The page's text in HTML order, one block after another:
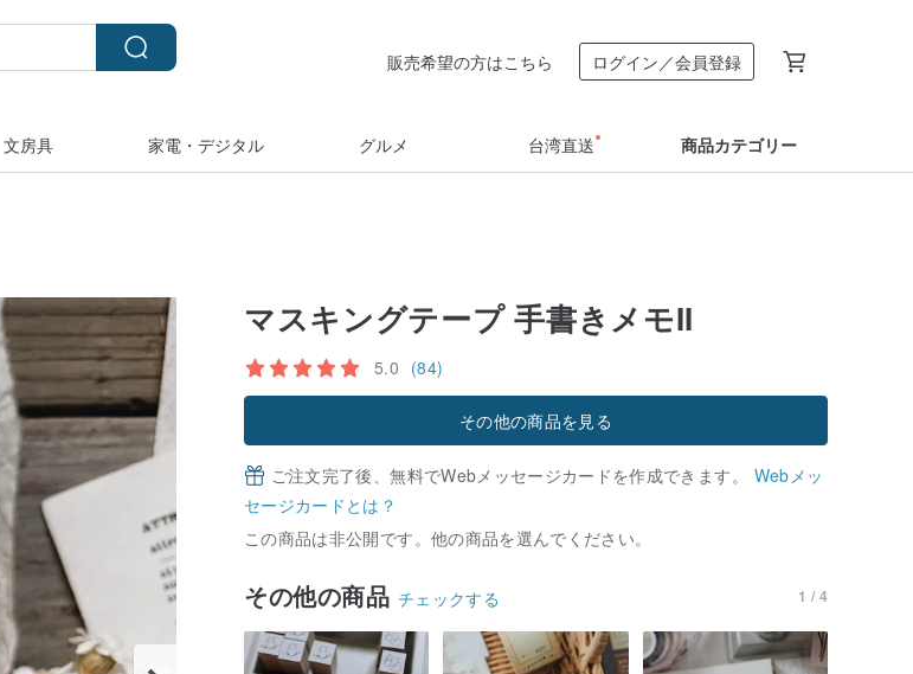
販売希望の方はこちら ログイン／会員登録
文房具 家電・デジタル グルメ 台湾直送 商品カテゴリー
マスキングテープ 手書きメモII
5.0 (84)
その他の商品を見る
ご注文完了後、無料でWebメッセージカードを作成できます。 Webメッ
セージカードとは？
この商品は非公開です。他の商品を選んでください。
その他の商品 チェックする 1 / 4